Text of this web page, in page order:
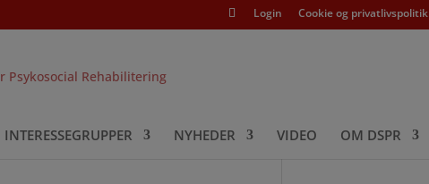
Login Cookie og privatlivspolitik
INTERESSEGRUPPER NYHEDER VIDEO OM DSPR